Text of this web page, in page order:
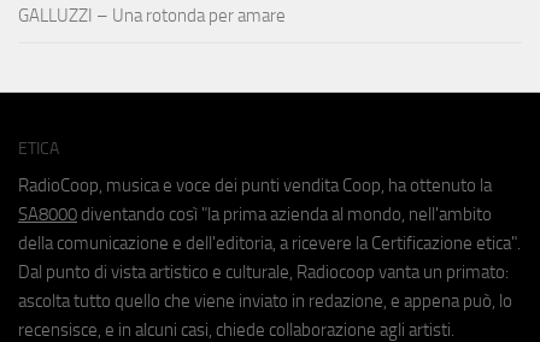
GALLUZZI – Una rotonda per amare
ETICA
RadioCoop, musica e voce dei punti vendita Coop, ha ottenuto la
SA8000 diventando così "la prima azienda al mondo, nell'ambito
della comunicazione e dell'editoria, a ricevere la Certificazione etica".
Dal punto di vista artistico e culturale, Radiocoop vanta un primato:
ascolta tutto quello che viene inviato in redazione, e appena può, lo
recensisce, e in alcuni casi, chiede collaborazione agli artisti.